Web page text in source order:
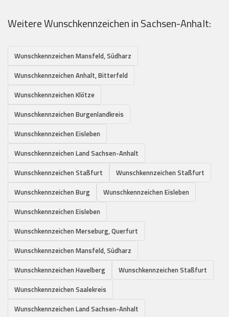
Weitere Wunschkennzeichen in Sachsen-Anhalt:
Wunschkennzeichen Mansfeld, Südharz
Wunschkennzeichen Anhalt, Bitterfeld
Wunschkennzeichen Klötze
Wunschkennzeichen Burgenlandkreis
Wunschkennzeichen Eisleben
Wunschkennzeichen Land Sachsen-Anhalt
Wunschkennzeichen Staßfurt
Wunschkennzeichen Staßfurt
Wunschkennzeichen Burg
Wunschkennzeichen Eisleben
Wunschkennzeichen Eisleben
Wunschkennzeichen Merseburg, Querfurt
Wunschkennzeichen Mansfeld, Südharz
Wunschkennzeichen Havelberg
Wunschkennzeichen Staßfurt
Wunschkennzeichen Saalekreis
Wunschkennzeichen Land Sachsen-Anhalt